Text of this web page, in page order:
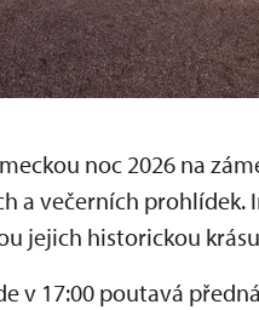
noc 2026 na
a večerních prohlídek.
jejich historickou
v 17:00 poutavá